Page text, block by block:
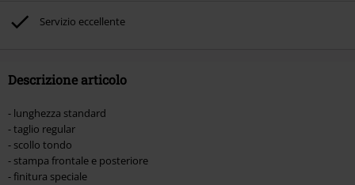
Rammstein, (Till) Lindemann, Böhse Onkelz, Broilers, Die Ärzte, Die Toten
Hosen, Metality, Funko Pop!, i Buoni Regalo e gli articoli che includono una
Servizio eccellente
Descrizione articolo
- lunghezza standard
- taglio regular
- scollo tondo
- stampa frontale e posteriore
- finitura speciale